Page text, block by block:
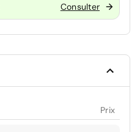
Consulter
Prix